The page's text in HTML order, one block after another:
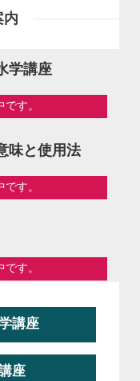
内
学講座
す。
味と使用法
す。
す。
学講座』
講座
座